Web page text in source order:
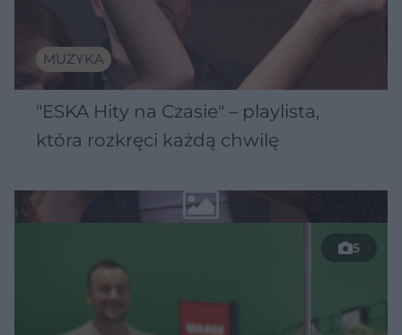
MUZYKA
"ESKA Hity na Czasie" – playlista,
która rozkręci każdą chwilę
5